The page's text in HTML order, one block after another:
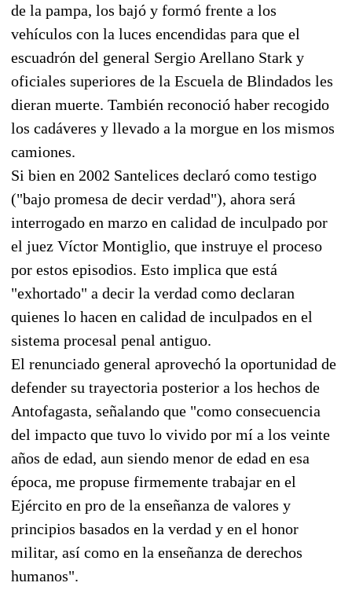
de la pampa, los bajó y formó frente a los
vehículos con la luces encendidas para que el
escuadrón del general Sergio Arellano Stark y
oficiales superiores de la Escuela de Blindados les
dieran muerte. También reconoció haber recogido
los cadáveres y llevado a la morgue en los mismos
camiones.
Si bien en 2002 Santelices declaró como testigo
("bajo promesa de decir verdad"), ahora será
interrogado en marzo en calidad de inculpado por
el juez Víctor Montiglio, que instruye el proceso
por estos episodios. Esto implica que está
"exhortado" a decir la verdad como declaran
quienes lo hacen en calidad de inculpados en el
sistema procesal penal antiguo.
El renunciado general aprovechó la oportunidad de
defender su trayectoria posterior a los hechos de
Antofagasta, señalando que "como consecuencia
del impacto que tuvo lo vivido por mí a los veinte
años de edad, aun siendo menor de edad en esa
época, me propuse firmemente trabajar en el
Ejército en pro de la enseñanza de valores y
principios basados en la verdad y en el honor
militar, así como en la enseñanza de derechos
humanos".